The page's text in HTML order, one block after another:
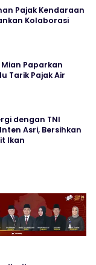
Pajak Kendaraan
Kolaborasi
Mian Paparkan
Tarik Pajak Air
dengan TNI
Asri, Bersihkan
Ikan